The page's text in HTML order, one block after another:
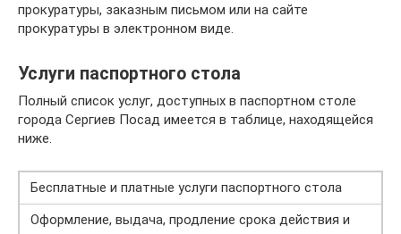
прокуратуры, заказным письмом или на сайте
прокуратуры в электронном виде.
Услуги паспортного стола
Полный список услуг, доступных в паспортном столе
города Сергиев Посад имеется в таблице, находящейся
ниже.
Бесплатные и платные услуги паспортного стола
Оформление, выдача, продление срока действия и